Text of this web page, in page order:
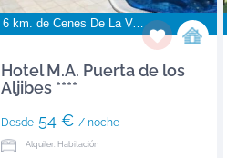
6 km. de Cenes De La Vega
Hotel M.A. Puerta de los
Aljibes ****
Desde 54 € / noche
Alquiler: Habitación